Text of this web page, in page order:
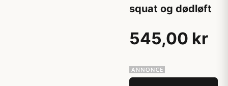
squat og dødløft
545,00 kr